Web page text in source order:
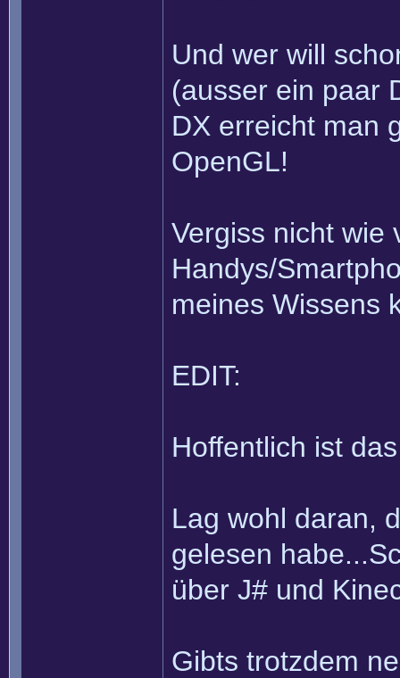
Und wer will
(ausser ein paar
DX erreicht man
OpenGL!
Vergiss nicht wie
Handys/
meines Wissens
EDIT:
Hoffentlich ist
Lag wohl daran,
gelesen
über J# und
Gibts trotzdem